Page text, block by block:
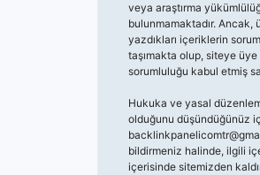
veya araştırma
bulunmamaktadır. Ancak,
yazdıkları içeriklerin
taşımakta olup, siteye
sorumluluğu kabul etmiş
Hukuka ve yasal
olduğunu düşündüğünüz
bildirmeniz halinde, ilgili
içerisinde sitemizden